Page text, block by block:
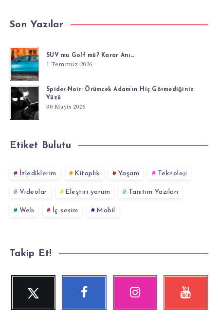
Son Yazılar
SUV mu Golf mü? Karar Anı…
1 Temmuz 2026
Spider-Noir: Örümcek Adam’ın Hiç Görmediğiniz
Yüzü
30 Mayıs 2026
Etiket Bulutu
İzlediklerim Kitaplık Yaşam Teknoloji
Videolar Eleştiri yorum Tanıtım Yazıları
Web İç sesim Mobil
Takip Et!
Twitter Facebook Instagram
Fotoğraflarımız!
YouTube
Videolara